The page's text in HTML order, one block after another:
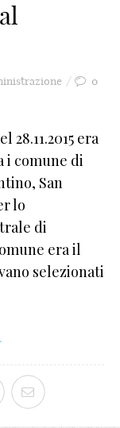
0
28.11.2015 era
i comune di
San
lo
di
era il
selezionati